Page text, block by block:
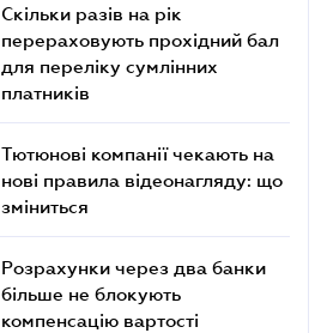
Скільки разів на рік
перераховують прохідний бал
для переліку сумлінних
платників
Тютюнові компанії чекають на
нові правила відеонагляду: що
зміниться
Розрахунки через два банки
більше не блокують
компенсацію вартості